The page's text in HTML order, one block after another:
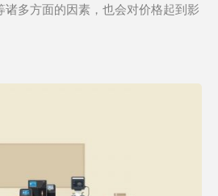
多方面的因素，也会对价格起到影